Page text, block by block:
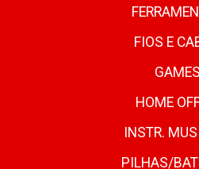
FIOS E
GAMES
HOME
INSTR.
PILHAS/